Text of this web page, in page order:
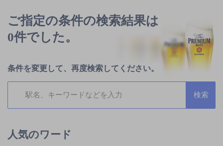
ご指定の条件の検索結果は
0件でした。
条件を変更して、再度検索してください。
人気のワード